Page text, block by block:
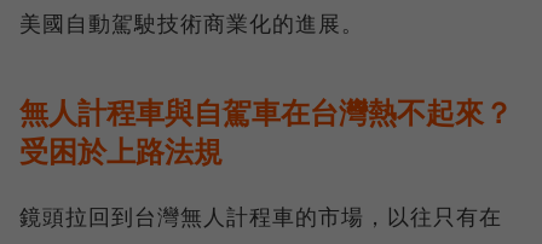
美國自動駕駛技術商業化的進展。
無人計程車與自駕車在台灣熱不起來？
受困於上路法規
鏡頭拉回到台灣無人計程車的市場，以往只有在